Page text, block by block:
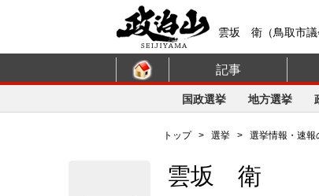
雲坂 衛（鳥取市議
記事
国政選挙 地方選挙
トップ> 選挙 > 選挙情報・速報
雲坂 衛